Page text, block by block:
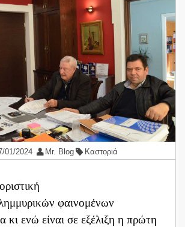
01/2024 Mr. Blog Καστοριά
φαινομένων
κι ενώ είναι σε εξέλιξη η πρώτη